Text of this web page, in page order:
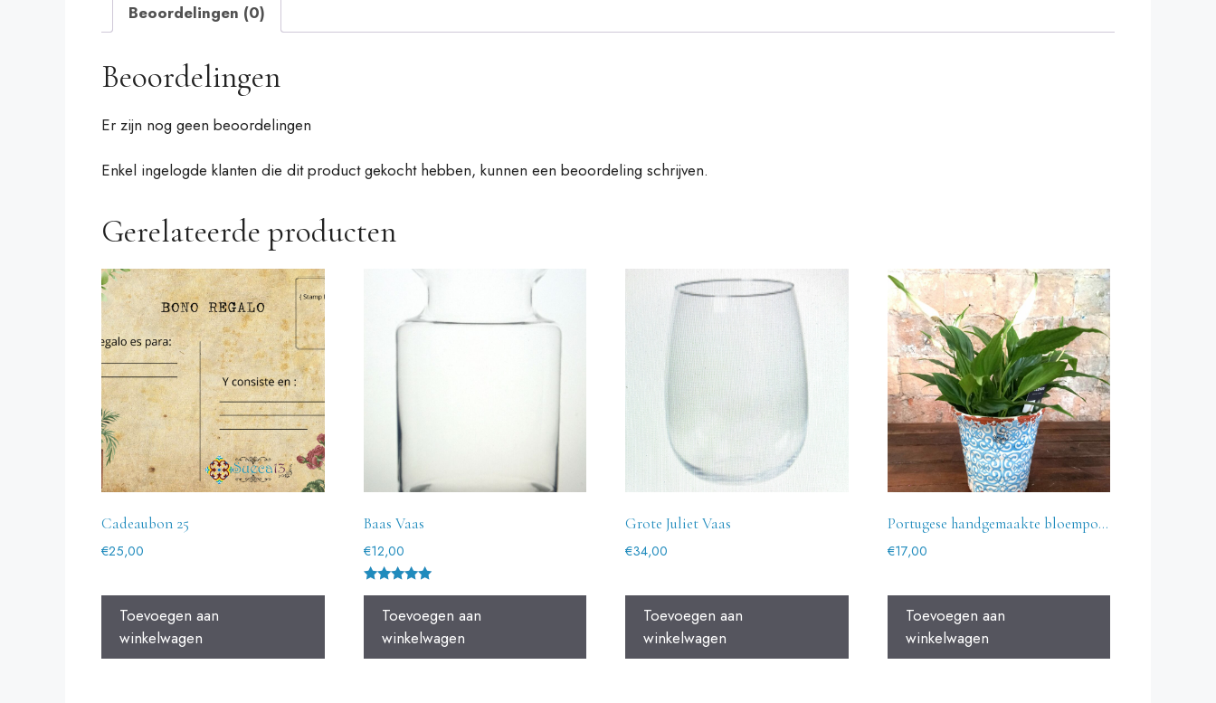
Beoordelingen (0)
Beoordelingen
Er zijn nog geen beoordelingen
Enkel ingelogde klanten die dit product gekocht hebben, kunnen een beoordeling schrijven.
Gerelateerde producten
Cadeaubon 25
€25,00
Toevoegen aan
winkelwagen
Baas Vaas
€12,00
Gewaardeer
5.00Toevoegen aan
winkelwagen
Grote Juliet Vaas
€34,00
Toevoegen aan
winkelwagen
Portugese handgemaakte bloempot Porto
€17,00
Toevoegen aan
winkelwagen